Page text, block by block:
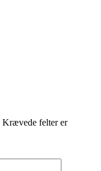
Krævede felter er